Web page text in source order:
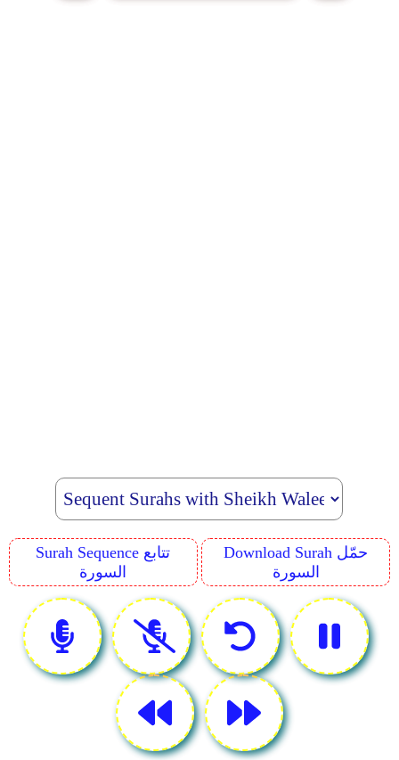
Surah Sequence تتابع
السورة
Download Surah حمّل
السورة